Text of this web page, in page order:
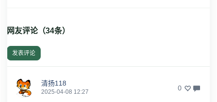
网友评论（34条）
发表评论
清扬118
2025-04-08 12:27 0